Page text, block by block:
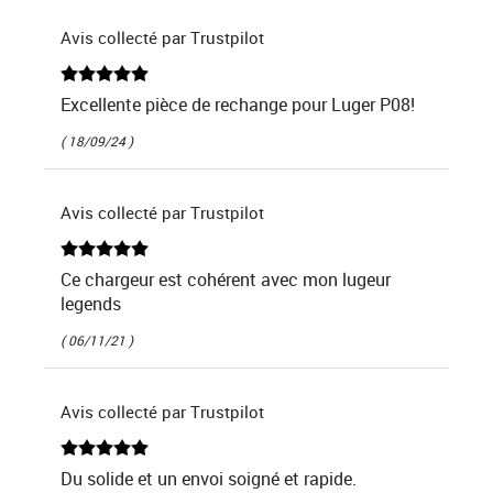
Avis collecté par Trustpilot
Excellente pièce de rechange pour Luger P08!
( 18/09/24 )
Avis collecté par Trustpilot
Ce chargeur est cohérent avec mon lugeur
legends
( 06/11/21 )
Avis collecté par Trustpilot
Du solide et un envoi soigné et rapide.